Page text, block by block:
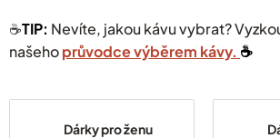
☕️TIP: Nevíte, jakou kávu vybrat?
našehoprůvodce výběrem kávy. ☕️
Dárky pro ženu